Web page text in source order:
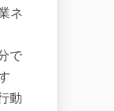
ネ
で
動